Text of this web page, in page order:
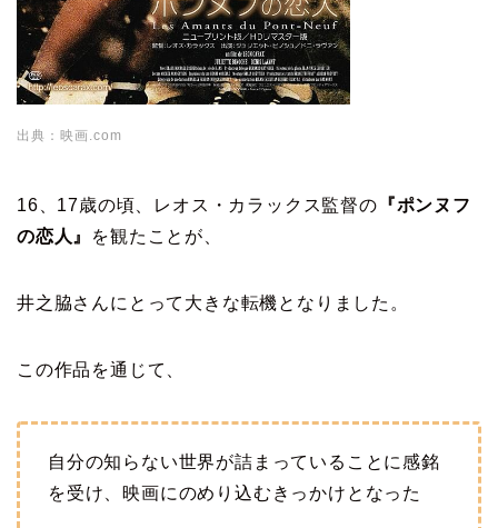
出典：映画.com
16、17歳の頃、レオス・カラックス監督の 『ポンヌフ
の恋人』
を観たことが、
井之脇さんにとって大きな転機となりました。
この作品を通じて、
自分の知らない世界が詰まっていることに感銘
を受け、映画にのめり込むきっかけとなった